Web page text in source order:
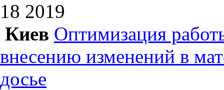
18 2019
Киев Оптимизация
внесению изменений в
досье